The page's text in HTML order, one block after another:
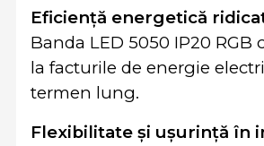
Eficiență energetică
Banda LED 5050 IP20
la facturile de energie
termen lung.
Flexibilitate și ușurință în